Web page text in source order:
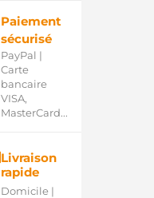
Paiement
sécurisé
PayPal |
Carte
bancaire
VISA,
MasterCard...
Livraison
rapide
Domicile |